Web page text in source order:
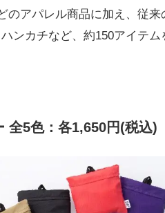
のアパレル商品に加え、従
ンカチなど、約150アイテム
全5色：各1,650円(税込)